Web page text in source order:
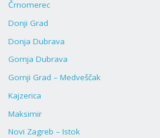
Črnomerec
Donji Grad
Donja Dubrava
Gornja Dubrava
Gornji Grad – Medveščak
Kajzerica
Maksimir
Novi Zagreb – Istok